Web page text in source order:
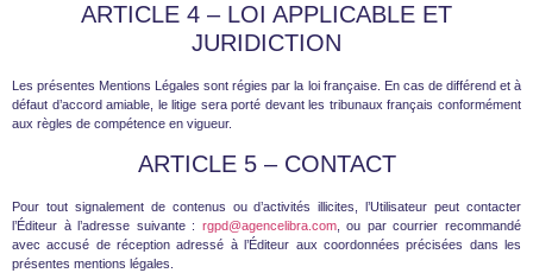
ARTICLE 4 – LOI APPLICABLE ET
JURIDICTION
Les présentes Mentions Légales sont régies par la loi française. En cas de différend et à
défaut d’accord amiable, le litige sera porté devant les tribunaux français conformément
aux règles de compétence en vigueur.
ARTICLE 5 – CONTACT
Pour tout signalement de contenus ou d’activités illicites, l’Utilisateur peut contacter
l’Éditeur à l’adresse suivante : rgpd@agencelibra.com, ou par courrier recommandé
avec accusé de réception adressé à l’Éditeur aux coordonnées précisées dans les
présentes mentions légales.